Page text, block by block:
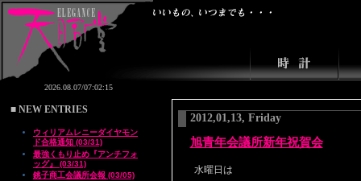
■ NEW ENTRIES
ウィリアムレニーダイヤモン
ド合格通知 (03/31)
最強くもり止め『アンチフォ
ッグ』 (03/31)
銚子商工会議所会報 (03/05)
2012,01,13, Friday
旭青年会議所新年祝賀会
水曜日は